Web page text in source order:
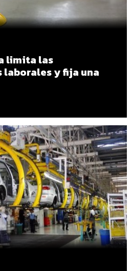
limita las
y fija una